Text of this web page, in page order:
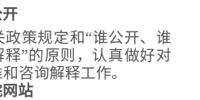
政策规定和“谁公开、谁
释”的原则，认真做好对
咨询解释工作。
站